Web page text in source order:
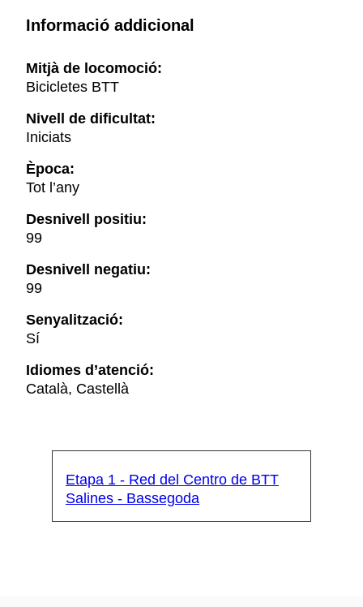
Informació addicional
Mitjà de locomoció:
Bicicletes BTT
Nivell de dificultat:
Iniciats
Època:
Tot l’any
Desnivell positiu:
99
Desnivell negatiu:
99
Senyalització:
Sí
Idiomes d’atenció:
Català, Castellà
Etapa 1 - Red del Centro de BTT
Salines - Bassegoda